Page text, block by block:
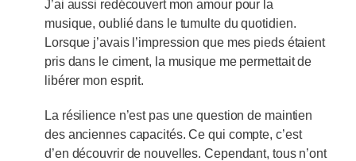
J’ai aussi redécouvert mon amour pour la
musique, oublié dans le tumulte du quotidien.
Lorsque j’avais l’impression que mes pieds étaient
pris dans le ciment, la musique me permettait de
libérer mon esprit.
La résilience n’est pas une question de maintien
des anciennes capacités. Ce qui compte, c’est
d’en découvrir de nouvelles. Cependant, tous n’ont